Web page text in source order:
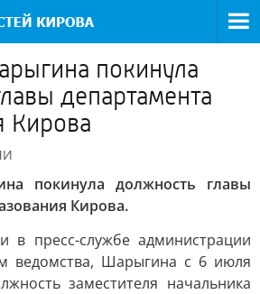
покинула
департамента
Кирова
покинула должность главы
Кирова.
в пресс-службе администрации
ведомства, Шарыгина с 6 июля
заместителя начальника